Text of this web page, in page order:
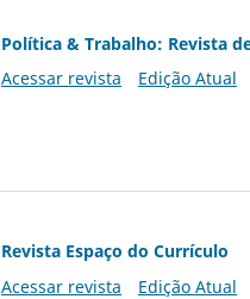
Política & Trabalho: Revista
Acessar revista
Edição Atual
Revista Espaço do Currículo
Acessar revista
Edição Atual